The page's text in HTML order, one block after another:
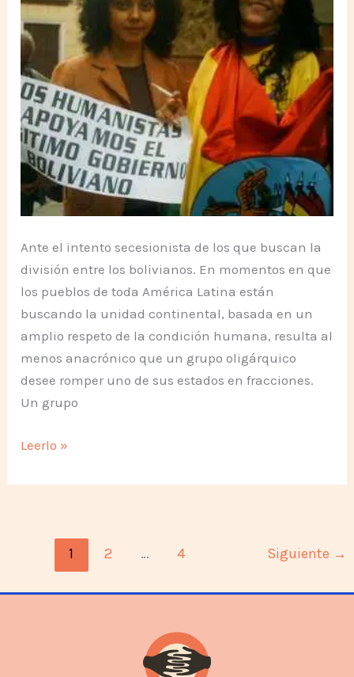
Ante el intento secesionista de los que buscan la
división entre los bolivianos. En momentos en que
los pueblos de toda América Latina están
buscando la unidad continental, basada en un
amplio respeto de la condición humana, resulta al
menos anacrónico que un grupo oligárquico
desee romper uno de sus estados en fracciones.
Un grupo
Los
de
y
Leerlo »
1 2 … 4 Siguiente →